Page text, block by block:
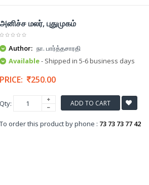
அனிச்ச மலர், புதுமுகம்
Author: நா. பார்த்தசாரதி
Available- Shipped in 5-6 business days
PRICE: 250.00
Qty: ADD TO CART
To order this product by phone : 73 73 73 77 42